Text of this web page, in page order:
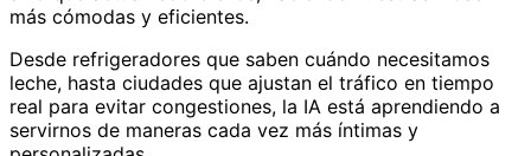
más cómodas y eficientes.
Desde refrigeradores que saben cuándo necesitamos
leche, hasta ciudades que ajustan el tráfico en tiempo
real para evitar congestiones, la IA está aprendiendo a
servirnos de maneras cada vez más íntimas y